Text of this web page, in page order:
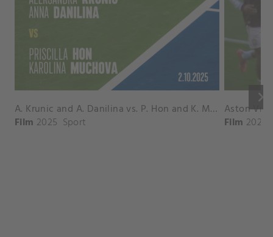
keyboard_arrow_right
A. Krunic and A. Danilina vs. P. Hon and K. Muchova Match Highlights - BEIJING_Capital Group Diamond ( October 02, 2025)
Film 2025 Sport Film 2026